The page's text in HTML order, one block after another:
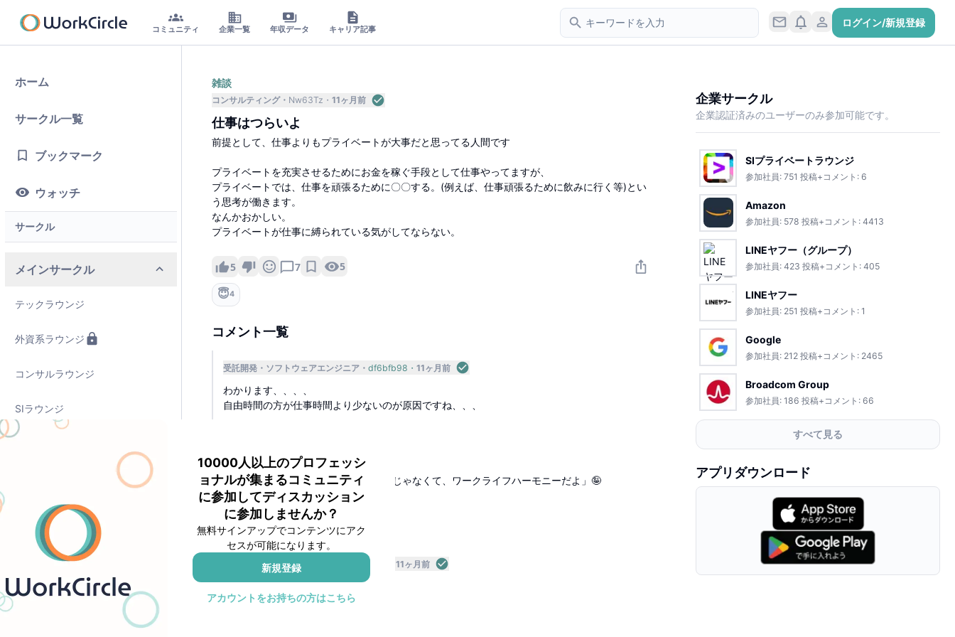
コミュニティ 企業一覧 年収データ キャリア記事
ログイン/新規登録
ホーム
サークル一覧
ブックマーク
ウォッチ
サークル
メインサークル
テックラウンジ
外資系ラウンジ
コンサルラウンジ
SIラウンジ
SIプライベートラウンジ
職種サークル
10000人以上のプロフェッシ
ョナルが集まるコミュニティ
に参加してディスカッション
に参加しませんか？
無料サインアップでコンテンツにアク
セスが可能になります。
新規登録
アカウントをお持ちの方はこちら
雑談
コンサルティング Nw63Tz 11ヶ月前
仕事はつらいよ
前提として、仕事よりもプライベートが大事だと思ってる人間です
プライベートを充実させるためにお金を稼ぐ手段として仕事やってますが、
プライベートでは、仕事を頑張るために〇〇する。(例えば、仕事頑張るために飲みに行く等)とい
う思考が働きます。
なんかおかしい。
プライベートが仕事に縛られている気がしてならない。
5 7 5
😇4
コメント一覧
受託開発 ソフトウェアエンジニア df6bfb98 11ヶ月前
わかります、、、、
自由時間の方が仕事時間より少ないのが原因ですね、、、
Amazon lBFUrm 11ヶ月前
ジェフベゾス「ワークライフバランスじゃなくて、ワークライフハーモニーだよ」🤪
2 返信
😇1
投稿者 コンサルティング 11ヶ月前
企業サークル
企業認証済みのユーザーのみ参加可能です。
SIプライベートラウンジ
参加社員: 751 投稿+コメント: 6
Amazon
参加社員: 578 投稿+コメント: 4413
LINEヤフー（グループ）
参加社員: 423 投稿+コメント: 405
LINEヤフー
参加社員: 251 投稿+コメント: 1
Google
参加社員: 212 投稿+コメント: 2465
Broadcom Group
参加社員: 186 投稿+コメント: 66
すべて見る
アプリダウンロード